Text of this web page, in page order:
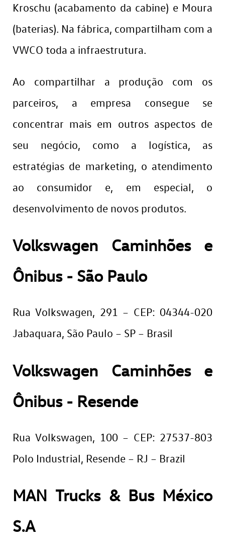
Kroschu (acabamento da cabine) e Moura
(baterias). Na fábrica, compartilham com a
VWCO toda a infraestrutura.
Ao compartilhar a produção com os
parceiros, a empresa consegue se
concentrar mais em outros aspectos de
seu negócio, como a logística, as
estratégias de marketing, o atendimento
ao consumidor e, em especial, o
desenvolvimento de novos produtos.
Volkswagen Caminhões e
Ônibus - São Paulo
Rua Volkswagen, 291 – CEP: 04344-020
Jabaquara, São Paulo – SP – Brasil
Volkswagen Caminhões e
Ônibus - Resende
Rua Volkswagen, 100 – CEP: 27537-803
Polo Industrial, Resende – RJ – Brazil
MAN Trucks & Bus México
S.A